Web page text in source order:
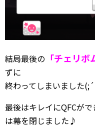
結局最後の 「チェリボ
ずに
終わってしまいました
最後はキレイにQFCが
は幕を閉じました♪